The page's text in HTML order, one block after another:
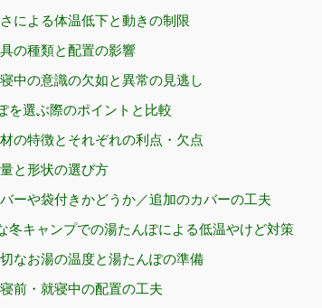
による体温低下と動きの制限
の種類と配置の影響
中の意識の欠如と異常の見逃し
を選ぶ際のポイントと比較
の特徴とそれぞれの利点・欠点
と形状の選び方
ーや袋付きかどうか／追加のカバーの工夫
冬キャンプでの湯たんぽによる低温やけど対策
なお湯の温度と湯たんぽの準備
前・就寝中の配置の工夫